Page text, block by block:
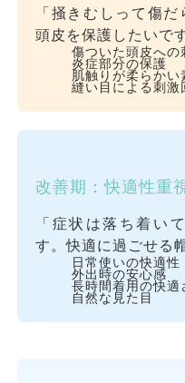
「掻きむしって傷
頭皮を保護したいで
傷ついた頭皮への
炎症部分の保護
肌触りが柔らかい
縫い目による刺激
改善期：快適性重
「症状は落ち着い
す。快適に過ごせる
日常使いの快適性
外出時の安心感
長時間着用の快適
自然な見た目